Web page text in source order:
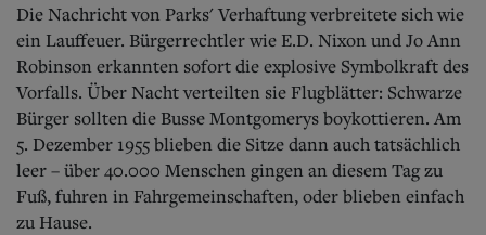
Die Nachricht von Parks' Verhaftung verbreitete sich wie
ein Lauffeuer. Bürgerrechtler wie E.D. Nixon und Jo Ann
Robinson erkannten sofort die explosive Symbolkraft des
Vorfalls. Über Nacht verteilten sie Flugblätter: Schwarze
Bürger sollten die Busse Montgomerys boykottieren. Am
5. Dezember 1955 blieben die Sitze dann auch tatsächlich
leer – über 40.000 Menschen gingen an diesem Tag zu
Fuß, fuhren in Fahrgemeinschaften, oder blieben einfach
zu Hause.